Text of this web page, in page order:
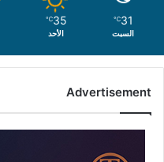
31
℃
السبت
35
℃
الأحد
Advertisement